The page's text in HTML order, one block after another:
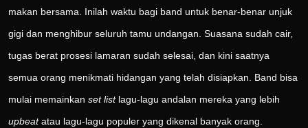
makan bersama. Inilah waktu bagi band untuk benar-benar unjuk
gigi dan menghibur seluruh tamu undangan. Suasana sudah cair,
tugas berat prosesi lamaran sudah selesai, dan kini saatnya
semua orang menikmati hidangan yang telah disiapkan. Band bisa
mulai memainkan set listlagu-lagu andalan mereka yang lebih
upbeatatau lagu-lagu populer yang dikenal banyak orang.